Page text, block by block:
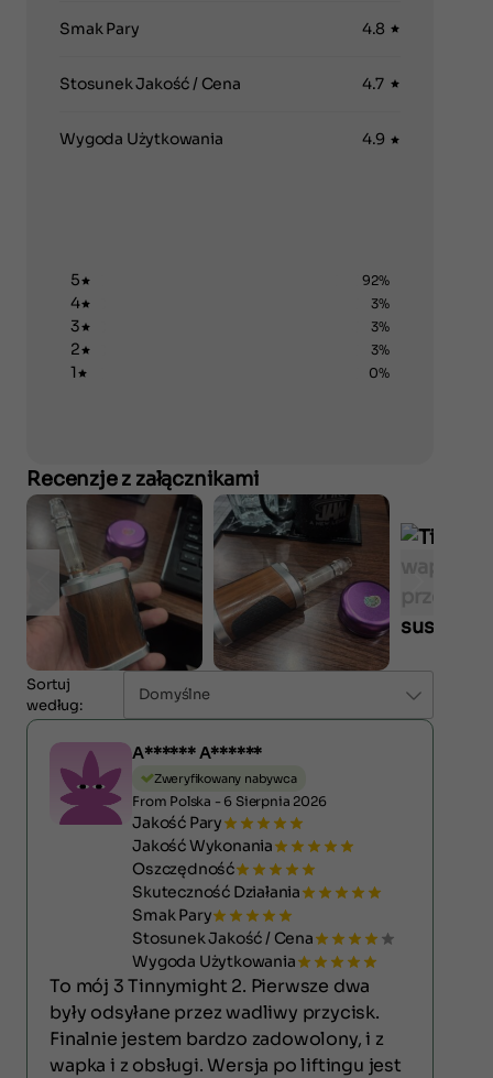
Smak Pary 4.8
Stosunek Jakość / Cena 4.7
Wygoda Użytkowania 4.9
1 0%
2 3%
3 3%
4 3%
5 92%
Recenzje z załącznikami
Sortuj
według:
Domyślne
A****** A******
Zweryfikowany nabywca
From Polska - 6 Sierpnia 2026
Jakość Pary
Jakość Wykonania
Oszczędność
Skuteczność Działania
Smak Pary
Stosunek Jakość / Cena
Wygoda Użytkowania
To mój 3 Tinnymight 2. Pierwsze dwa
były odsyłane przez wadliwy przycisk.
Finalnie jestem bardzo zadowolony, i z
wapka i z obsługi. Wersja po liftingu jest